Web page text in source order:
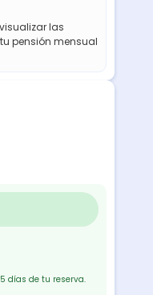
las
pensión mensual
días de tu reserva.